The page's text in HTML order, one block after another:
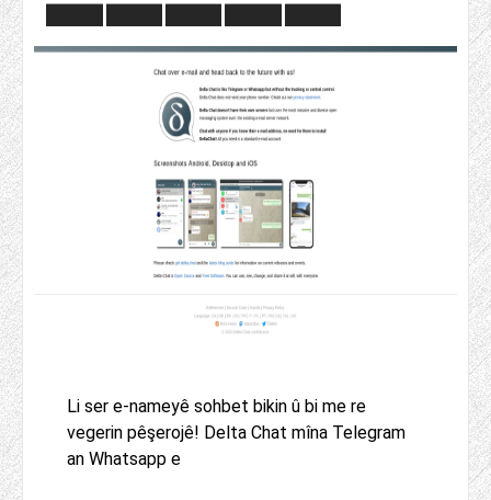
Li ser e-nameyê sohbet bikin û bi me re
vegerin pêşerojê! Delta Chat mîna Telegram
an Whatsapp e